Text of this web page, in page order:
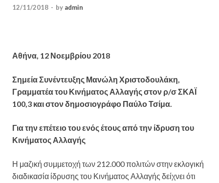
12/11/2018 - by admin
Αθήνα, 12 Νοεμβρίου 2018
Σημεία Συνέντευξης Μανώλη Χριστοδουλάκη,
Γραμματέα του Κινήματος Αλλαγής στον ρ/σ ΣΚΑΪ
100,3 και στον δημοσιογράφο Παύλο Τσίμα.
Για την επέτειο του ενός έτους από την ίδρυση του
Κινήματος Αλλαγής
Η μαζική συμμετοχή των 212.000 πολιτών στην εκλογική
διαδικασία ίδρυσης του Κινήματος Αλλαγής δείχνει ότι